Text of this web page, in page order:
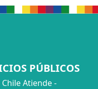
PÚBLICOS
Chile Atiende -